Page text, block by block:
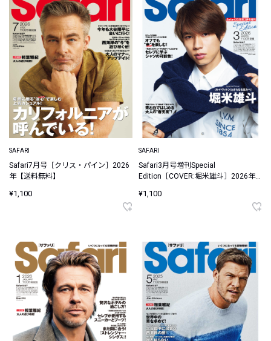
SAFARI
Safari7月号［クリス・パイン］2026
年【送料無料】
¥1,100
SAFARI
Safari3月号増刊Special
Edition［COVER:堀米雄斗］2026年
¥1,100